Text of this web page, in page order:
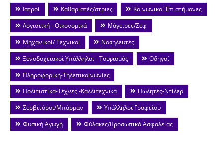
Ιατροί Καθαριστές/στριες
Κοινωνικοί Επιστήμονες
Λογιστική - Οικονομικά
Μάγειρες/Σεφ
Μηχανικοί/ Τεχνικοί
Νοσηλευτές
Ξενοδοχειακοί Υπάλληλοι - Τουρισμός
Οδηγοί
Πληροφορική-Τηλεπικοινωνίες
Πολιτιστικά-Τέχνες -Καλλιτεχνικά
Πωλητές-Ντίλερ
Σερβιτόροι/Μπάρμαν
Υπάλληλοι Γραφείου
Φυσική Αγωγή
Φύλακες/Προσωπικό Ασφαλείας